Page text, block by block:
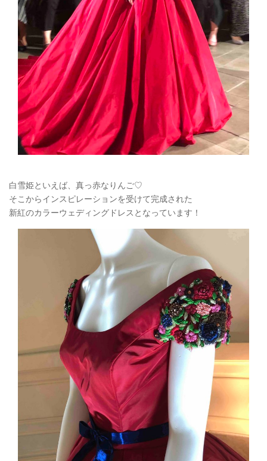
白雪姫といえば、真っ赤なりんご♡
そこからインスピレーションを受けて完成された
新紅のカラーウェディングドレスとなっています！